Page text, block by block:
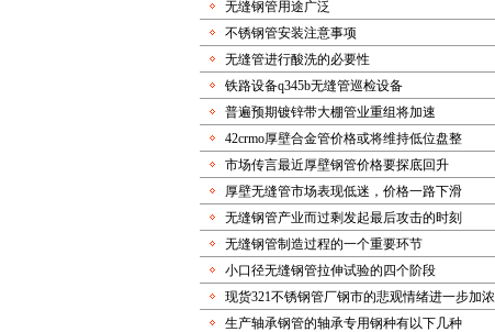
无缝钢管用途广泛
不锈钢管安装注意事项
无缝管进行酸洗的必要性
铁路设备q345b无缝管巡检设备
普遍预期镀锌带大棚管业重组将加速
42crmo厚壁合金管价格或将维持低位盘整
市场传言最近厚壁钢管价格要探底回升
厚壁无缝管市场表现低迷，价格一路下滑
无缝钢管产业而过剩发起最后攻击的时刻
无缝钢管制造过程的一个重要环节
小口径无缝钢管拉伸试验的四个阶段
现货321不锈钢管厂钢市的悲观情绪进一步加浓
生产轴承钢管的轴承专用钢种有以下几种